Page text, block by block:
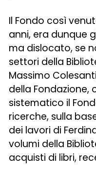
Il Fondo così
anni, era dunque
ma dislocato, se
settori della
Massimo
della Fondazione,
sistematico il
ricerche, sulla
dei lavori di
volumi della
acquisti di libri,